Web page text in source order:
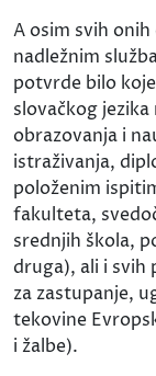
A osim svih
nadležnim
potvrde bilo
slovačkog
obrazovanja i
istraživanja,
položenim
fakulteta,
srednjih škola,
druga), ali i
za zastupanje,
tekovine
i žalbe).